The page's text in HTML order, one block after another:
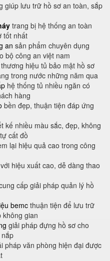
giúp lưu trữ hồ sơ an toàn, sắp
trang bị hệ thống an toàn
tốt nhất
an sản phẩm chuyên dụng
bộ công an việt nam
thương hiệu tủ bảo mật hồ sơ
trong nước những năm qua
hệ thống tủ nhiều ngăn có
hàng
bền đẹp, thuận tiện đáp ứng
kế nhiều màu sắc, đẹp, không
cất đồ
lại hiệu quả cao trong công
hiệu xuất cao, dễ dàng thao
cấp giải pháp quản lý hồ
bemc thuận tiện để lưu trữ
không gian
giải pháp đựng hồ sơ cho
pháp văn phòng hiện đại được